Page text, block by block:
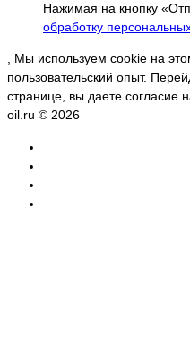
Нажимая на кнопку
обработку
, Мы используем cookie на
пользовательский опыт.
странице, вы даете согласие
oil.ru © 2026